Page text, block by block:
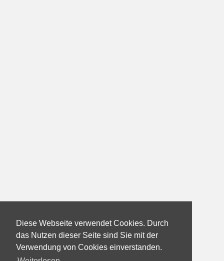
Diese Webseite verwendet Cookies. Durch
das Nutzen dieser Seite sind Sie mit der
Verwendung von Cookies einverstanden.